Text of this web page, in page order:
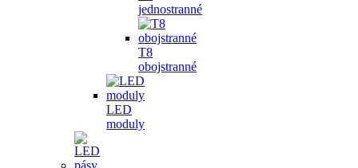
jednostranné
T8
obojstranné
LED
moduly